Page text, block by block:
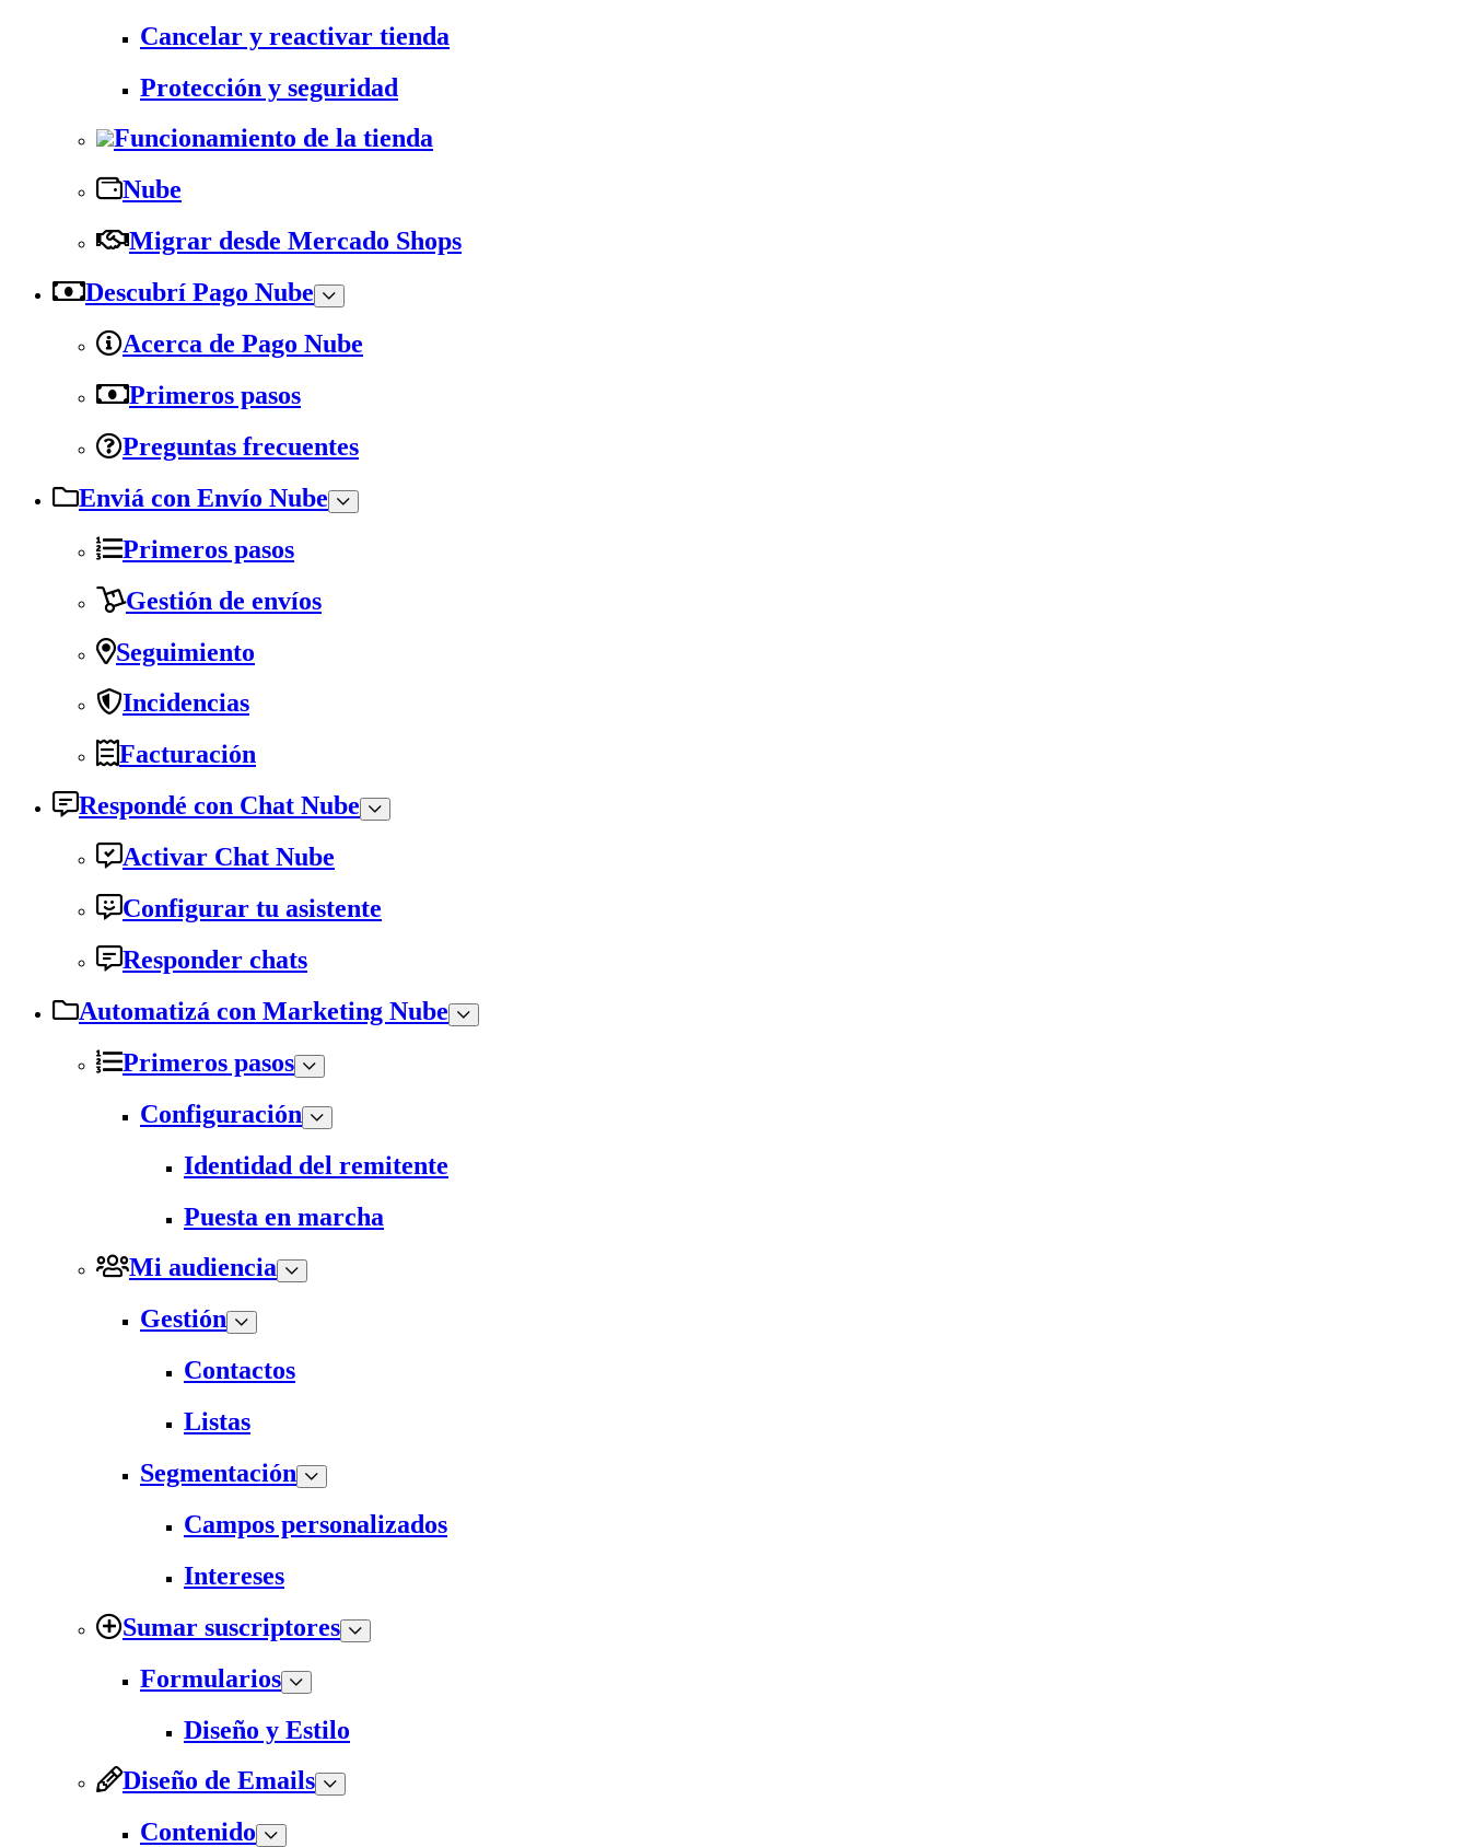
Cancelar y reactivar tienda
Protección y seguridad
Funcionamiento de la tienda
Nube
Migrar desde Mercado Shops
Descubrí Pago Nube
Acerca de Pago Nube
Primeros pasos
Preguntas frecuentes
Enviá con Envío Nube
Primeros pasos
Gestión de envíos
Seguimiento
Incidencias
Facturación
Respondé con Chat Nube
Activar Chat Nube
Configurar tu asistente
Responder chats
Automatizá con Marketing Nube
Primeros pasos
Configuración
Identidad del remitente
Puesta en marcha
Mi audiencia
Gestión
Contactos
Listas
Segmentación
Campos personalizados
Intereses
Sumar suscriptores
Formularios
Diseño y Estilo
Diseño de Emails
Contenido